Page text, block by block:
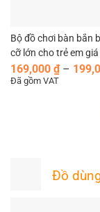
Bộ đồ chơi bàn bắn
cỡ lớn cho trẻ em
169,000 ₫ –
Đã gồm VAT
Đồ